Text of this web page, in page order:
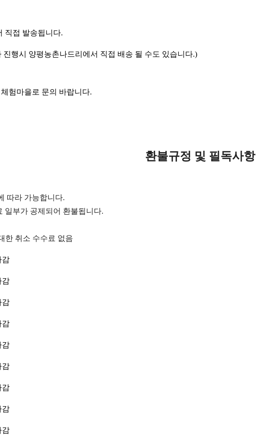
직접 발송됩니다.
행시 양평농촌나드리에서 직접 배송 될 수도 있습니다.)
험마을로 문의 바랍니다.
환불규정 및 필독사항
따라 가능합니다.
일부가 공제되어 환불됩니다.
한 취소 수수료 없음
감
감
감
감
감
감
감
감
감